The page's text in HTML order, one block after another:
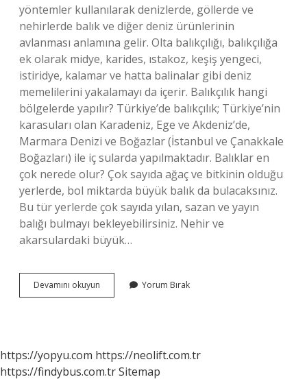
yöntemler kullanılarak denizlerde, göllerde ve
nehirlerde balık ve diğer deniz ürünlerinin
avlanması anlamına gelir. Olta balıkçılığı, balıkçılığa
ek olarak midye, karides, ıstakoz, keşiş yengeci,
istiridye, kalamar ve hatta balinalar gibi deniz
memelilerini yakalamayı da içerir. Balıkçılık hangi
bölgelerde yapılır? Türkiye’de balıkçılık; Türkiye’nin
karasuları olan Karadeniz, Ege ve Akdeniz’de,
Marmara Denizi ve Boğazlar (İstanbul ve Çanakkale
Boğazları) ile iç sularda yapılmaktadır. Balıklar en
çok nerede olur? Çok sayıda ağaç ve bitkinin olduğu
yerlerde, bol miktarda büyük balık da bulacaksınız.
Bu tür yerlerde çok sayıda yılan, sazan ve yayın
balığı bulmayı bekleyebilirsiniz. Nehir ve
akarsulardaki büyük…
Devamını okuyun Balıkçılık
Nerelerde
Yorum Bırak
https://yopyu.com https://neolift.com.tr
https://findybus.com.trSitemap